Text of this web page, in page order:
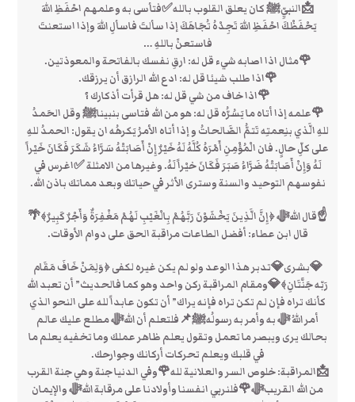
📩النبيِّﷺ كان يعلق القلوب بالله✅فتأسى به وعلمهم احْفَظِ اللهَ
يَحْفَظْكَ احْفَظِ اللهَ تَجِدْهُ تُجَاهَكَ إذا سألتَ فاسألِ اللهَ وإذا استعنتَ
فاستعنْ باللهِ …
🌹مثال اذا اصابه شيء قل له: ارقِ نفسك بالفاتحة والمعوذتين.
🌹اذا طلب شيئا قل له: ادع الله الرازق أن يرزقك.
🌹اذا خاف من شي قل له: هل قرأت أذكارك ؟
🌹علمه إذا أتاه ما يَسُرُّه قل له: هو من الله فتاسى بنبيناﷺ وقل الحَمدُ
للهِ الَّذي بنِعمتِه تَتمُّ الصَّالحاتُ و إذا أتاه الأمرُ يَكرهُه ان يقول: الحمدُ للهِ
على كلِّ حالٍ. فان الْمُؤْمِنِ أَمْرَهُ كُلَّهُ لَهُ خَيْرٌ إِنْ أَصَابَتْهُ سَرَّاءُ شَكَرَ فَكَانَ خَيْراً
لَهُ وَإِنْ أَصَابَتْهُ ضَرَّاءُ صَبَرَ فَكَانَ خيْراً لَهُ. وغيرها من الامثلة ✅اغرس في
نفوسهم التوحيد والسنة وسترى الأثر في حياتك وبعد مماتك باذن الله.
☝قال اللهﷻ ﴿إِنَّ الَّذِينَ يَخْشَوْنَ رَبَّهُمْ بِالْغَيْبِ لَهُمْ مَغْفِرَةٌ وَأَجْرٌ كَبِيرٌ﴾🌴
قال ابن عطاء: أفضل الطاعات مراقبة الحق على دوام الأوقات.
💎بشرى💎تدبر هذا الوعد ولو لم يكن غيره لكفى ﴿وَلِمَنْ خَافَ مَقَام
رَبّه جَنَّتَانِ﴾💎ومقام المراقبة ركن واحد وهو كما فالحديث” أن تعبد الله
كأنك تراه فإن لم تكن تراه فإنه يراك” أن تكون عابداً لله على النحو الذي
أمر اللهُ ﷻ به وأمر به رسولُهﷺ📌فلتعلم أن اللهﷻ مطلع عليك عالم
بحالك يرى ويبصر ما تعمل وتقول يعلم ظاهر عملك وما تخفيه يعلم ما
في قلبك ويعلم تحركات أركانك وجوارحك.
📩المراقبة: خلوص السر والعلانية لله🌹وفي الدنيا جنة وهي جنة القرب
من الله القريبﷻ🌹فلنربي انفسنا وأولادنا على مرقابة اللهﷻ والإيمان